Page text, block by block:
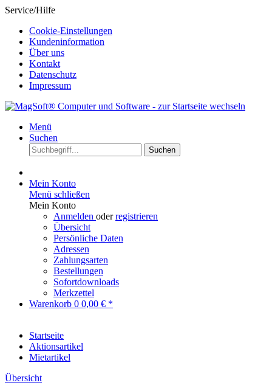
Service/Hilfe
Cookie-Einstellungen
Kundeninformation
Über uns
Kontakt
Datenschutz
Impressum
Menü
Suchen
Suchen
Mein Konto
Menü schließen
Mein Konto
Anmelden oderregistrieren
Übersicht
Persönliche Daten
Adressen
Zahlungsarten
Bestellungen
Sofortdownloads
Merkzettel
Warenkorb 0 0,00 € *
Startseite
Aktionsartikel
Mietartikel
Übersicht